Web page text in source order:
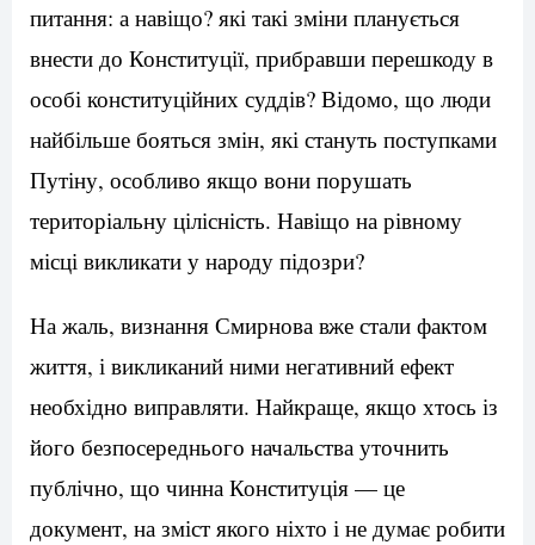
питання: а навіщо? які такі зміни планується
внести до Конституції, прибравши перешкоду в
особі конституційних суддів? Відомо, що люди
найбільше бояться змін, які стануть поступками
Путіну, особливо якщо вони порушать
територіальну цілісність. Навіщо на рівному
місці викликати у народу підозри?
На жаль, визнання Смирнова вже стали фактом
життя, і викликаний ними негативний ефект
необхідно виправляти. Найкраще, якщо хтось із
його безпосереднього начальства уточнить
публічно, що чинна Конституція — це
документ, на зміст якого ніхто і не думає робити